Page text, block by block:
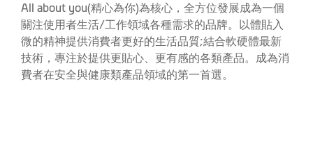
All about you(精心為你)為核心，全方位發展成為一個
關注使用者生活/工作領域各種需求的品牌。以體貼入
微的精神提供消費者更好的生活品質;結合軟硬體最新
技術，專注於提供更貼心、更有感的各類產品。成為消
費者在安全與健康類產品領域的第一首選。